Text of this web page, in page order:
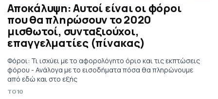
Αποκάλυψη: Αυτοί είναι οι φόροι
που θα πληρώσουν το 2020
μισθωτοί, συνταξιούχοι,
επαγγελματίες (πίνακας)
Φόροι: Τι ισχύει με το αφορολόγητο όριο και τις εκπτώσεις
φόρου - Ανάλογα με το εισοδήματα πόσα θα πληρώνουμε
από εδώ και στο εξής
TO10